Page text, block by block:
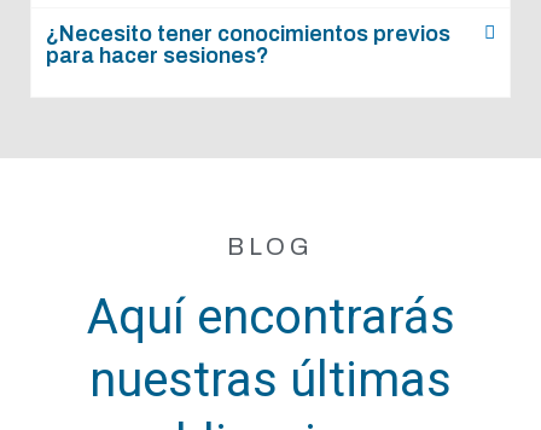
¿Necesito tener conocimientos previos
para hacer sesiones?
BLOG
Aquí encontrarás
nuestras últimas